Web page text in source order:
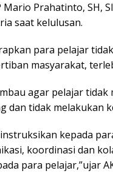
Mario Prahatinto, SH,
saat kelulusan.
para pelajar
masyarakat,
agar pelajar
dan tidak melakukan
kepada
koordinasi dan
para pelajar,”ujar